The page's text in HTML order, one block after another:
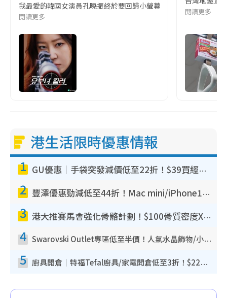
我最愛的韓國女演員孔曉振終於要回歸小螢幕啦!這次的劇本改編
閱讀更多
閱讀更多
港生活限時優惠情報
1 GU優惠｜手袋突發減價低至22折！$39買經典波士頓包/餃子袋！飾物同步減價$29起！
2 豐澤優惠勁減低至44折！Mac mini/iPhone17Pro大減價！廚房家電$220起
3 港大推賽馬會強化骨骼計劃！$100骨質密度X光檢查 完成免費運動訓練送超市禮券！附參加資格
4 Swarovski Outlet專區低至半價！人氣水晶飾物/小擺設$138起！迪士尼款/水晶高跟鞋都有平
5 廚具開倉｜特福Tefal廚具/家電開倉低至3折！$220起買平底鍋/炒鑊/湯煲！電飯煲/吸塵機/燙斗$418起